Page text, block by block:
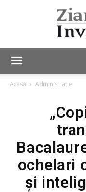
Acasă Administrație
ochelari
și